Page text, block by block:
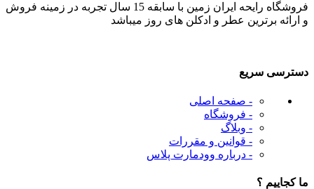
فروشگاه رایحه ایران زمین با سابقه 15 سال تجربه در زمینه فروش
و ارائه برترین عطر و ادکلن های روز میباشد
دسترسی سریع
- صفحه اصلی
- فروشگاه
- وبلاگ
- قوانین و مقررات
- درباره وودمارت پلاس
ما کجاییم ؟